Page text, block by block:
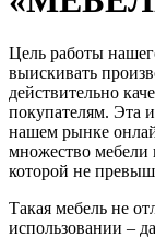
Цель работы
выискивать
действительно
покупателям. Эта
нашем рынке
множество мебели
которой не
Такая мебель не
использовании –